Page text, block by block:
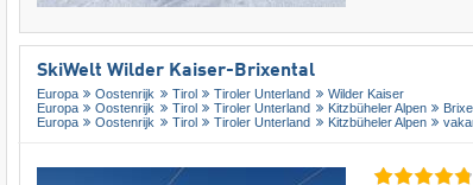
SkiWelt Wilder Kaiser-Brixental
Europa Oostenrijk Tirol Tiroler Unterland
Wilder Kaiser
Europa
Oostenrijk Tirol Tiroler Unterland Kitzbüheler Alpen
Europa
Oostenrijk Tirol Tiroler Unterland Kitzbüheler Alpen